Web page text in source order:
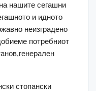
нашите сегашни
и идното
неизградено
потребниот
стопански